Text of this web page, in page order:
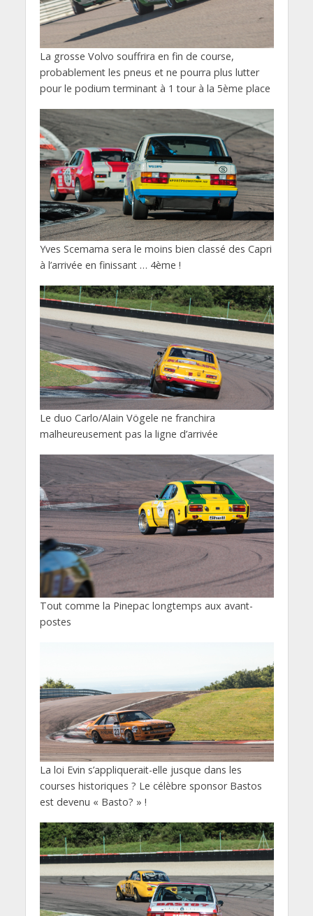
La grosse Volvo souffrira en fin de course,
probablement les pneus et ne pourra plus lutter
pour le podium terminant à 1 tour à la 5ème place
Yves Scemama sera le moins bien classé des Capri
à l’arrivée en finissant … 4ème !
Le duo Carlo/Alain Vögele ne franchira
malheureusement pas la ligne d’arrivée
Tout comme la Pinepac longtemps aux avant-
postes
La loi Evin s’appliquerait-elle jusque dans les
courses historiques ? Le célèbre sponsor Bastos
est devenu « Basto? » !